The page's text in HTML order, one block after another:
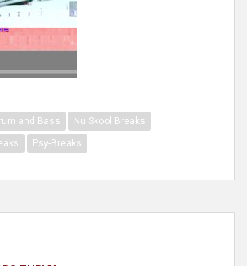
and Bass
Nu Skool Breaks
Psy-Breaks